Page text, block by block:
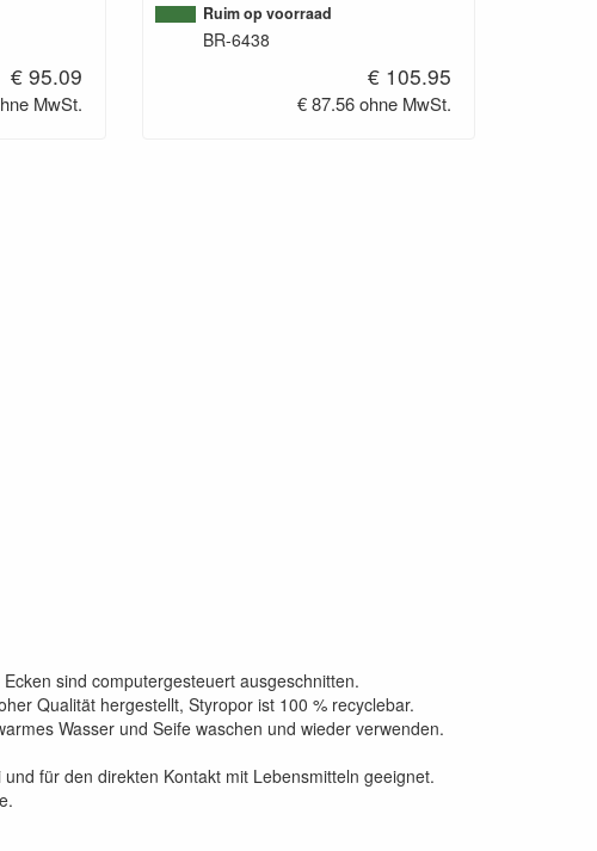
€ 95.09
MwSt.
Ruim op voorraad
BR-6438
€ 105.95
€ 87.56 ohne MwSt.
sind computergesteuert ausgeschnitten.
Qualität hergestellt, Styropor ist 100 % recyclebar.
Wasser und Seife waschen und wieder verwenden.
für den direkten Kontakt mit Lebensmitteln geeignet.